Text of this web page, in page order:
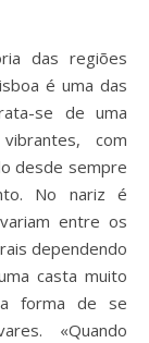
das regiões
é uma das
se de uma
com
desde sempre
No nariz é
entre os
dependendo
casta muito
forma de se
«Quando